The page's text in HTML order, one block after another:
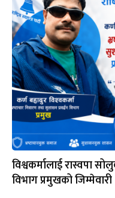
विश्वकर्मालाई रास्वपा
विभाग प्रमुखको जिम्मेवारी